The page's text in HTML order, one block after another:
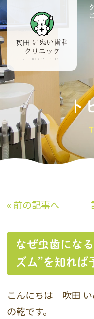
ト
« 前の記事へ │
なぜ虫歯にな
ズム”を知れば
こんにちは 吹田
の乾です。